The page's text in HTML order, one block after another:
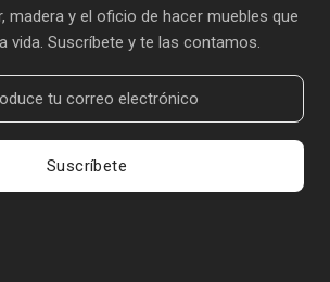
madera y el oficio de hacer muebles que
vida. Suscríbete y te las contamos.
Suscríbete